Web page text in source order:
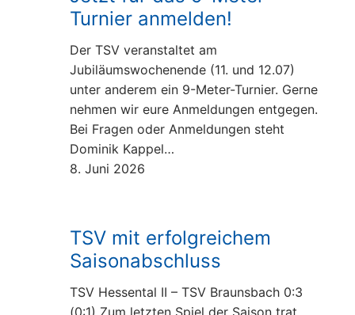
Turnier anmelden!
Der TSV veranstaltet am
Jubiläumswochenende (11. und 12.07)
unter anderem ein 9-Meter-Turnier. Gerne
nehmen wir eure Anmeldungen entgegen.
Bei Fragen oder Anmeldungen steht
Dominik Kappel…
8. Juni 2026
TSV mit erfolgreichem
Saisonabschluss
TSV Hessental II – TSV Braunsbach 0:3
(0:1) Zum letzten Spiel der Saison trat